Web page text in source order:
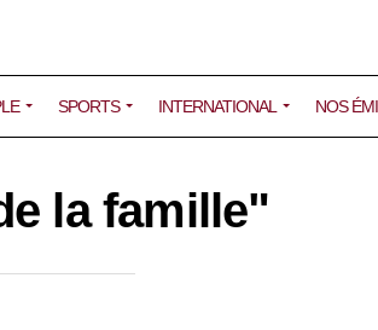
SPORTS INTERNATIONAL NOS
la famille"